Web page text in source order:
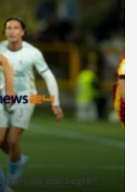
con Segre”